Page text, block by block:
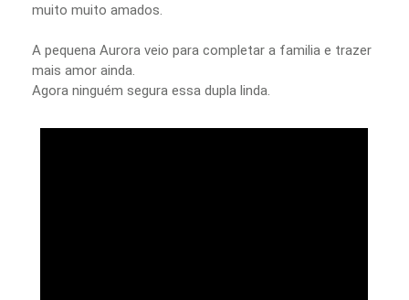
muito muito amados.
A pequena Aurora veio para completar a familia e trazer
mais amor ainda.
Agora ninguém segura essa dupla linda.